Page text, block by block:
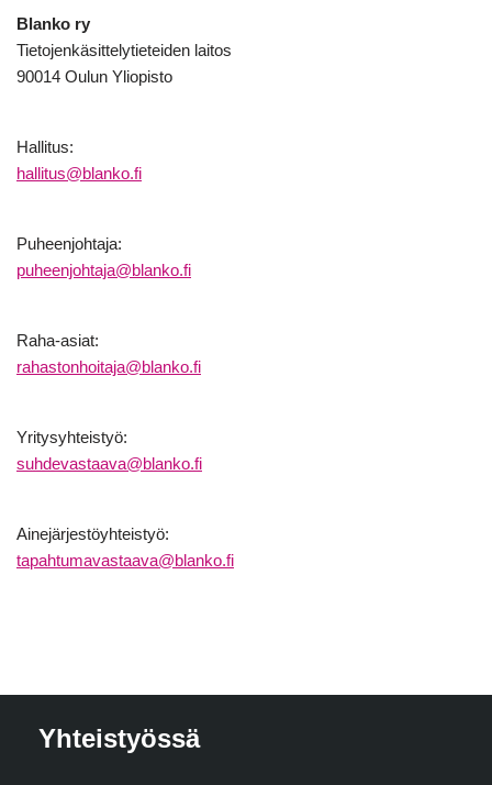
Blanko ry
Tietojenkäsittelytieteiden laitos
90014 Oulun Yliopisto
Hallitus:
hallitus@blanko.fi
Puheenjohtaja:
puheenjohtaja@blanko.fi
Raha-asiat:
rahastonhoitaja@blanko.fi
Yritysyhteistyö:
suhdevastaava@blanko.fi
Ainejärjestöyhteistyö:
tapahtumavastaava@blanko.fi
Yhteistyössä